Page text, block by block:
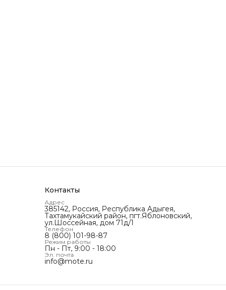
Контакты
Адрес
385142, Россия, Республика Адыгея,
Тахтамукайский район, пгт.Яблоновский,
ул.Шоссейная, дом 71д/1
Телефон
8 (800) 101-98-87
Режим работы
Пн - Пт, 9:00 - 18:00
Эл. почта
info@mote.ru